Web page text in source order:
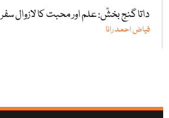
داتا گنج بخشؒ: علم اور محبت کا لازوال سفر
فیاض احمد رانا